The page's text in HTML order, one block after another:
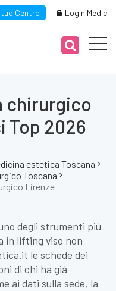
Centro Login Medici
chirurgico
Top 2026
estetica Toscana
Toscana
Firenze
degli strumenti più
in lifting viso non
le schede dei
di chi ha già
ai dati sulla sede, la